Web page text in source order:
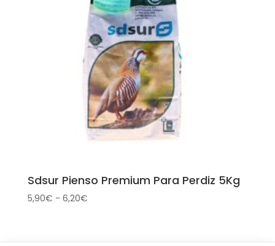
Sdsur Pienso Premium Para Perdiz 5Kg
5,90€ - 6,20€Rango